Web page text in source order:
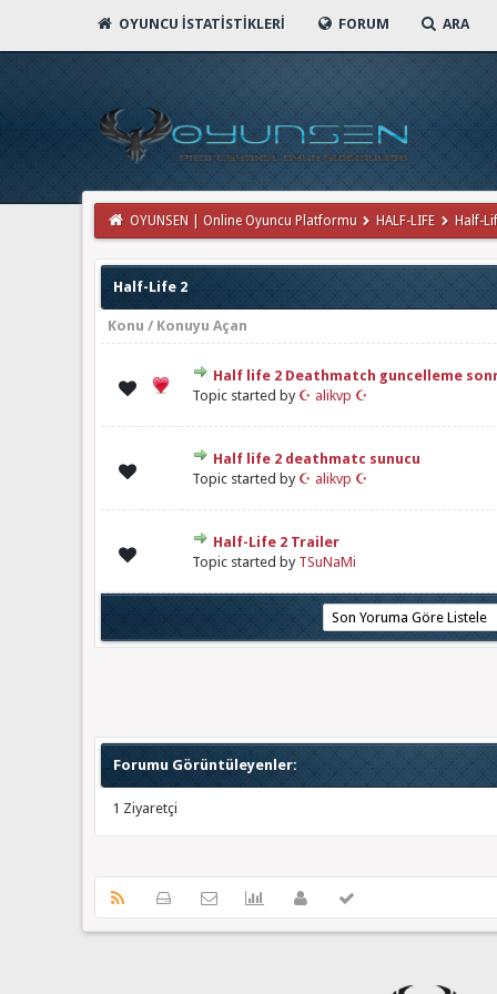
OYUNCU İSTATISTIKLERI FORUM ARA
OYUNSEN | Online Oyuncu Platformu HALF-LIFE Half-
Half-Life 2
Konu / Konuyu Açan
Half life 2 Deathmatch guncelleme
Topic started by ☪ alikvp ☪
Derecelendirme: 0/5 - 0 oy
45
Half life 2 deathmatc sunucu
Topic started by ☪ alikvp ☪
Derecelendirme: 0/5 - 0 oy
45
Half-Life 2 Trailer
Topic started by TSuNaMi
Derecelendirme: 0/5 - 0 oy
45
Forumu Görüntüleyenler:
1 Ziyaretçi